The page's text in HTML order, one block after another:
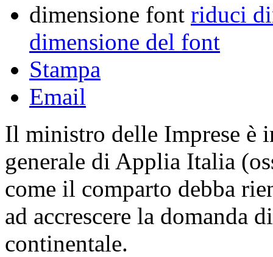
dimensione font riduci
dimensione del font
Stampa
Email
Il ministro delle Imprese è
generale di Applia Italia
come il comparto debba
ad accrescere la domanda
continentale.